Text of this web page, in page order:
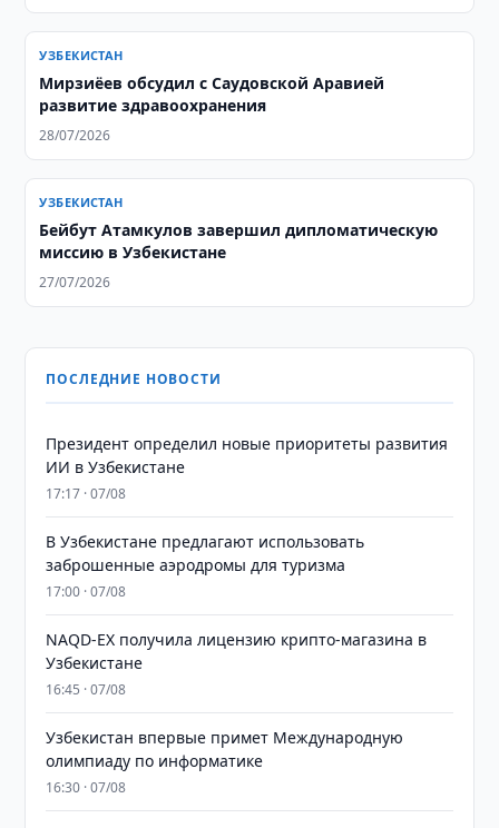
УЗБЕКИСТАН
Мирзиёев обсудил с Саудовской Аравией
развитие здравоохранения
28/07/2026
УЗБЕКИСТАН
Бейбут Атамкулов завершил дипломатическую
миссию в Узбекистане
27/07/2026
ПОСЛЕДНИЕ НОВОСТИ
Президент определил новые приоритеты развития
ИИ в Узбекистане
17:17 · 07/08
В Узбекистане предлагают использовать
заброшенные аэродромы для туризма
17:00 · 07/08
NAQD-EX получила лицензию крипто-магазина в
Узбекистане
16:45 · 07/08
Узбекистан впервые примет Международную
олимпиаду по информатике
16:30 · 07/08